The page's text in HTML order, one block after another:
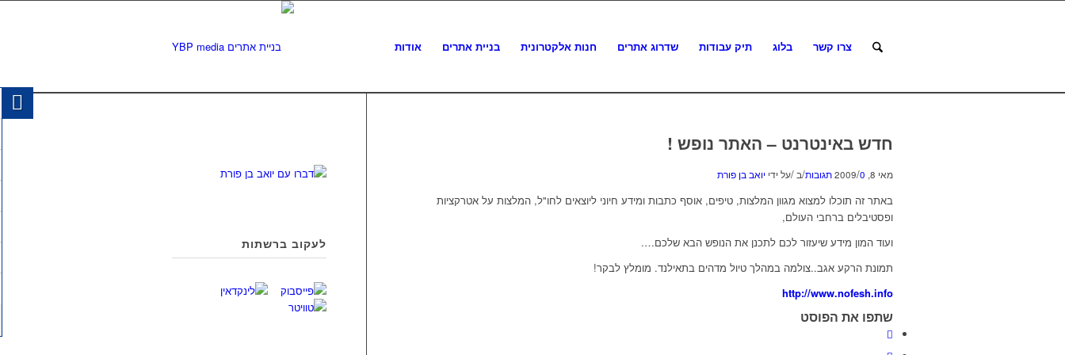
אודות בניית אתרים חנות אלקטרונית שדרוג אתרים תיק עבודות בלוג צרו קשר
חדש באינטרנט – האתר נופש !
מאי 8, 2009 /0 תגובות /ב/על ידי יואב בן פורת
באתר זה תוכלו למצוא מגוון המלצות, טיפים, אוסף כתבות ומידע חיוני ליוצאים לחו"ל, המלצות על אטרקציות
ופסטיבלים ברחבי העולם,
ועוד המון מידע שיעזור לכם לתכנן את הנופש הבא שלכם….
תמונת הרקע אגב..צולמה במהלך טיול מדהים בתאילנד. מומלץ לבקר!
http://www.nofesh.info
שתפו את הפוסט
לעקוב ברשתות